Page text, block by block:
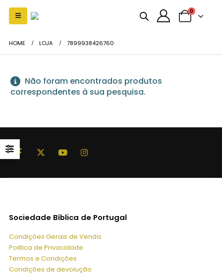
0
HOME LOJA 7899938426760
Não foram encontrados produtos
correspondentes à sua pesquisa.
Sociedade Bíblica de Portugal
Condições Gerais de Venda
Politica de Privacidade
Termos e Condições
Condições de devolução